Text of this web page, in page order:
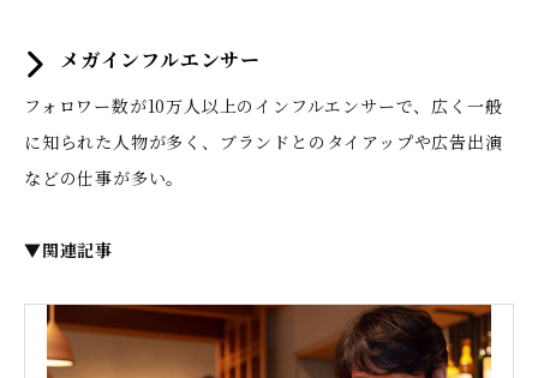
メガインフルエンサー
フォロワー数が10万人以上のインフルエンサーで、広く一般
に知られた人物が多く、ブランドとのタイアップや広告出演
などの仕事が多い。
▼関連記事